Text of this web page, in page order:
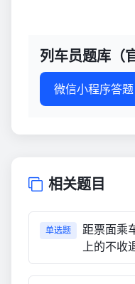
列车员题库（
微信小程序答题
相关题目
单选题
距票面乘
上的不收